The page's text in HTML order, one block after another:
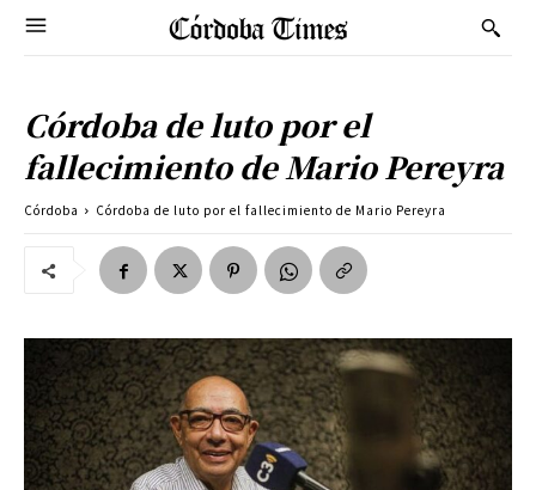
Córdoba de luto por el
fallecimiento de Mario Pereyra
Córdoba Córdoba de luto por el fallecimiento de Mario Pereyra